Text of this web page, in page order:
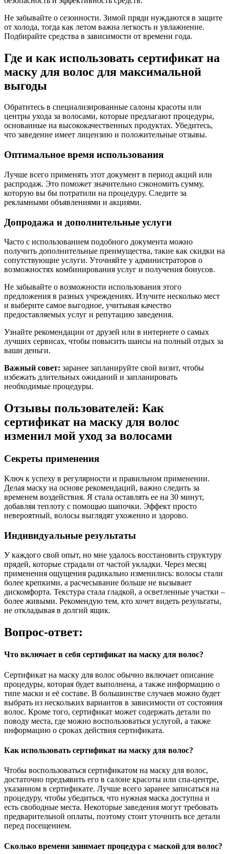
Не забывайте о сезонности. Зимой пряди нуждаются в защите
от холода, тогда как летом важна легкость и увлажнение.
Подбирайте средства в зависимости от времени года.
Где и как использовать сертификат на
маску для волос для максимальной
выгоды
Обратитесь в специализированные салоны красоты или
центры ухода за волосами, которые предлагают процедуры,
основанные на высококачественных продуктах. Убедитесь,
что заведение имеет лицензию и положительные отзывы.
Оптимальное время использования
Лучше всего применять этот документ в период акций или
распродаж. Это поможет значительно сэкономить сумму,
которую вы бы потратили на процедуру. Следите за
рекламными объявлениями и акциями.
Допродажа и дополнительные услуги
Часто с использованием подобного документа можно
получить дополнительные преимущества, такие как скидки на
сопутствующие услуги. Уточняйте у администраторов о
возможностях комбинирования услуг и получения бонусов.
Не забывайте о возможности использования этого
предложения в разных учреждениях. Изучите несколько мест
и выберите самое выгодное, учитывая качество
предоставляемых услуг и репутацию заведения.
Узнайте рекомендации от друзей или в интернете о самых
лучших сервисах, чтобы повысить шансы на полный отдых за
ваши деньги.
Важный совет: заранее запланируйте свой визит, чтобы
избежать длительных ожиданий и запланировать
необходимые процедуры.
Отзывы пользователей: Как
сертификат на маску для волос
изменил мой уход за волосами
Секреты применения
Ключ к успеху в регулярности и правильном применении.
Делая маску на основе рекомендаций, важно следить за
временем воздействия. Я стала оставлять ее на 30 минут,
добавляя теплоту с помощью шапочки. Эффект просто
невероятный, волосы выглядят ухоженно и здорово.
Индивидуальные результаты
У каждого свой опыт, но мне удалось восстановить структуру
прядей, которые страдали от частой укладки. Через месяц
применения ощущения радикально изменились: волосы стали
более крепкими, а расчесывание больше не вызывает
дискомфорта. Текстура стала гладкой, а осветленные участки –
более живыми. Рекомендую тем, кто хочет видеть результаты,
не откладывая в долгий ящик.
Вопрос-ответ:
Что включает в себя сертификат на маску для волос?
Сертификат на маску для волос обычно включает описание
процедуры, которая будет выполнена, а также информацию о
типе маски и её составе. В большинстве случаев можно будет
выбрать из нескольких вариантов в зависимости от состояния
волос. Кроме того, сертификат может содержать детали по
поводу места, где можно воспользоваться услугой, а также
информацию о сроках действия сертификата.
Как использовать сертификат на маску для волос?
Чтобы воспользоваться сертификатом на маску для волос,
достаточно предъявить его в салоне красоты или спа-центре,
указанном в сертификате. Лучше всего заранее записаться на
процедуру, чтобы убедиться, что нужная маска доступна и
есть свободные места. Некоторые заведения могут требовать
предварительной оплаты, поэтому стоит уточнить все детали
перед посещением.
Сколько времени занимает процедура с маской для волос?